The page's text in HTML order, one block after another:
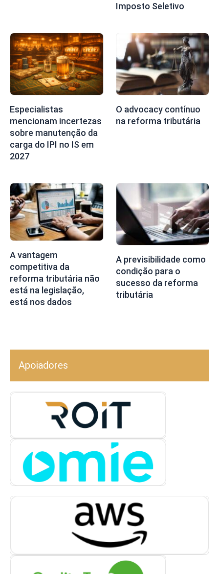
Imposto Seletivo
Especialistas
mencionam incertezas
sobre manutenção da
carga do IPI no IS em
2027
O advocacy contínuo
na reforma tributária
A vantagem
competitiva da
reforma tributária não
está na legislação,
está nos dados
A previsibilidade como
condição para o
sucesso da reforma
tributária
Apoiadores